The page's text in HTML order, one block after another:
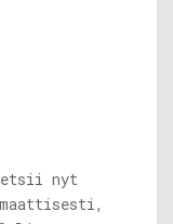
etsii nyt